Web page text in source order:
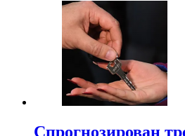
Спрогнозирован